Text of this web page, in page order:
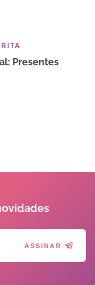
Presentes
ASSINAR